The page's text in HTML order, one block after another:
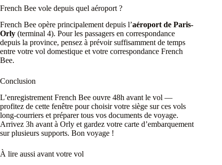
French Bee vole depuis quel aéroport ?
French Bee opère principalement depuis l’aéroport de Paris-
Orly (terminal 4). Pour les passagers en correspondance
depuis la province, pensez à prévoir suffisamment de temps
entre votre vol domestique et votre correspondance French
Bee.
Conclusion
L’enregistrement French Bee ouvre 48h avant le vol —
profitez de cette fenêtre pour choisir votre siège sur ces vols
long-courriers et préparer tous vos documents de voyage.
Arrivez 3h avant à Orly et gardez votre carte d’embarquement
sur plusieurs supports. Bon voyage !
À lire aussi avant votre vol